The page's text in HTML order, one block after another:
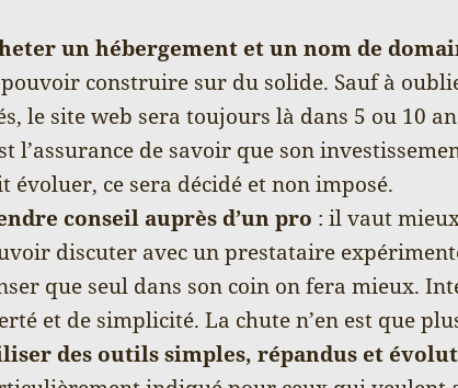
un hébergement et un nom de
construire sur du solide. Sauf à
le site web sera toujours là dans 5 ou 10
l’assurance de savoir que son
évoluer, ce sera décidé et non imposé.
conseil auprès d’un pro : il vaut
discuter avec un prestataire
que seul dans son coin on fera mieux.
et de simplicité. La chute n’en est que
des outils simples, répandus et